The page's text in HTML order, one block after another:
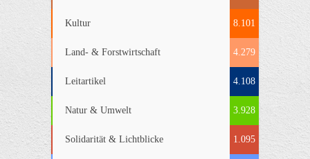
Kultur 8.101
Land- & Forstwirtschaft 4.279
Leitartikel 4.108
Natur & Umwelt 3.928
Solidarität & Lichtblicke 1.095